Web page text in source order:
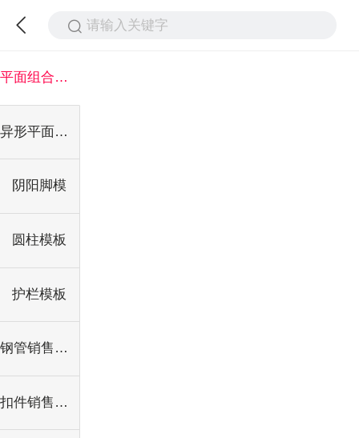
请输入关键字
平面组合钢模板
异形平面组合钢模板
阴阳脚模
圆柱模板
护栏模板
钢管销售出租
扣件销售出租